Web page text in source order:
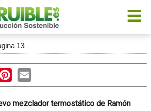
13
PinterestEmail
mezclador termostático de Ramón